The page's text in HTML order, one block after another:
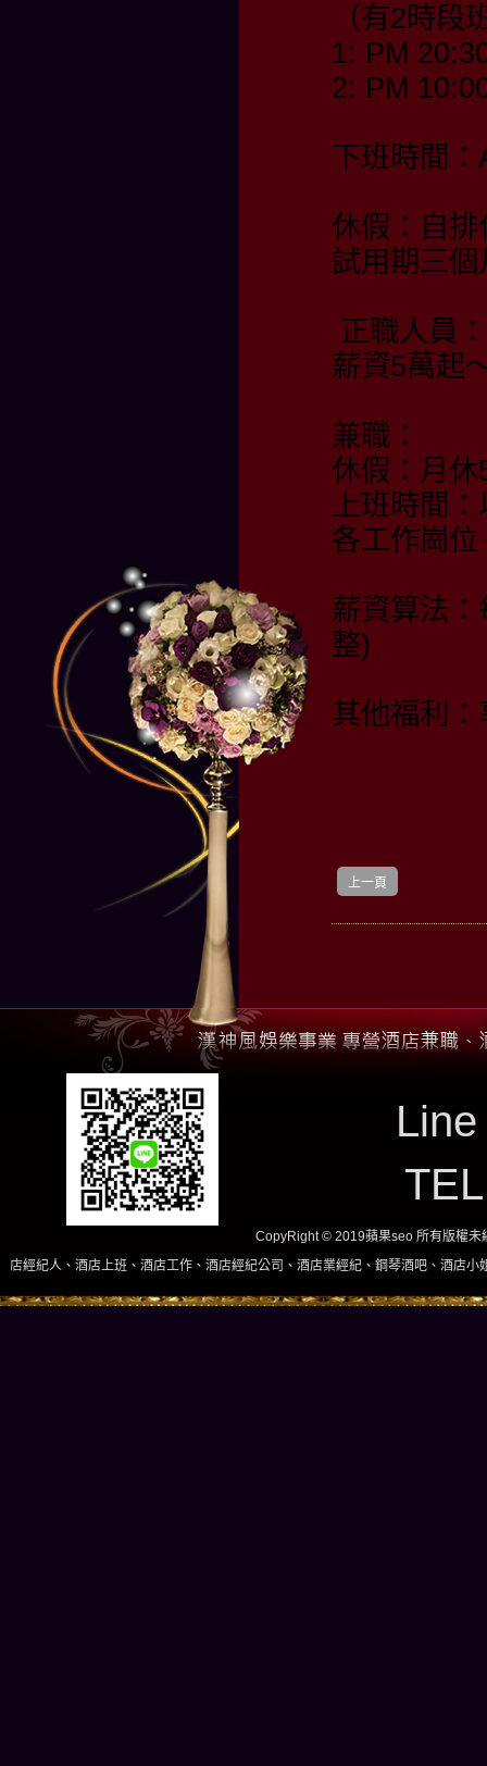
（有2時段
1: PM
2: PM
下班時間
休假：自
試用期三
正職人員：
薪資5萬起
兼職：
休假：月休
上班時間
各工作崗位
薪資算法
整)
其他福利
上一頁
CopyRight © 2019蘋果seo 所有版權未
班、酒店工作、酒店經紀公司、酒店業經紀、鋼琴酒吧、酒店小姐、酒店兼職